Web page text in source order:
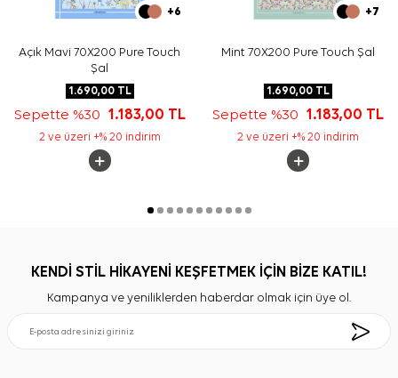
+6
Açık Mavi 70X200 Pure Touch
Şal
1.690,00TL
Sepette %30 1.183,00 TL
2 ve üzeri +% 20 indirim
+7
Mint 70X200 Pure Touch Şal
1.690,00 TL
Sepette %30 1.183,00 TL
2 ve üzeri +% 20 indirim
KENDİ STİL HİKAYENİ KEŞFETMEK İÇİN BİZE KATIL!
Kampanya ve yeniliklerden haberdar olmak için üye ol.